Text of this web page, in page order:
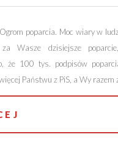
poparcia. Moc wiary w
Wasze dzisiejsze
że 100 tys. podpisów
Państwu z PiS, a Wy razem